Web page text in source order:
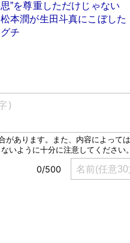
思”を尊重しただけじゃない
松本潤が生田斗真にこぼした
グチ